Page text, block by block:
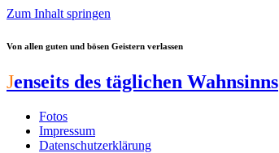
Zum Inhalt springen
Von allen guten und bösen Geistern verlassen
Jenseits des täglichen Wahnsinns
Fotos
Impressum
Datenschutzerklärung